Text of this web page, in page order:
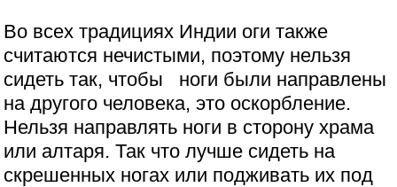
Во всех традициях Индии оги также
считаются нечистыми, поэтому нельзя
сидеть так, чтобы ноги были направлены
на другого человека, это оскорбление.
Нельзя направлять ноги в сторону храма
или алтаря. Так что лучше сидеть на
скрешенных ногах или подживать их под